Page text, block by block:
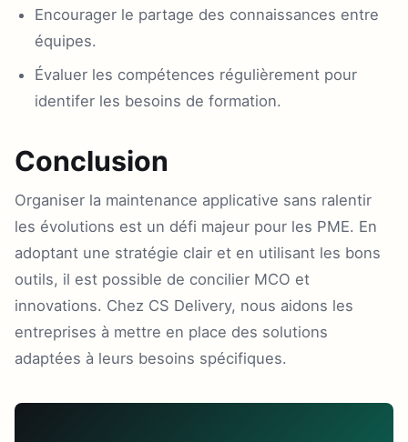
Encourager le partage des connaissances entre
équipes.
Évaluer les compétences régulièrement pour
identifer les besoins de formation.
Conclusion
Organiser la maintenance applicative sans ralentir
les évolutions est un défi majeur pour les PME. En
adoptant une stratégie clair et en utilisant les bons
outils, il est possible de concilier MCO et
innovations. Chez CS Delivery, nous aidons les
entreprises à mettre en place des solutions
adaptées à leurs besoins spécifiques.